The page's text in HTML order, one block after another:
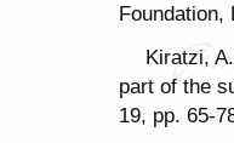
Foundation,
Kiratzi,
part of the
19, pp. 65-